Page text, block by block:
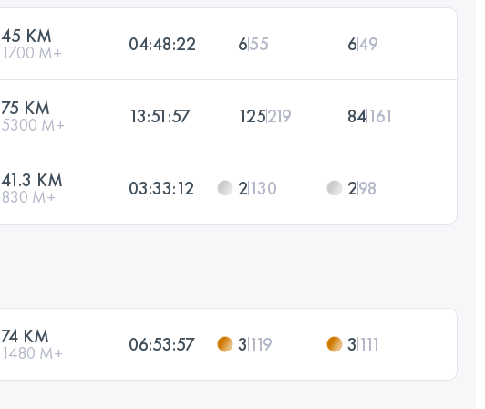
45 KM
1700 M+ 04:48:22 655 649
75 KM
5300 M+ 13:51:57 125219 84161
41.3 KM
830 M+ 03:33:12 2130 298
74 KM
1480 M+ 06:53:57 3 119 3 111